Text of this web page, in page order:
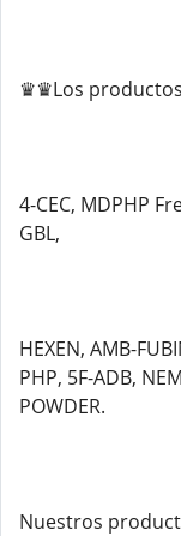
♛♛Los
4-CEC, MDPHP
GBL,
HEXEN, AMB-
PHP, 5F-ADB,
POWDER.
Nuestros